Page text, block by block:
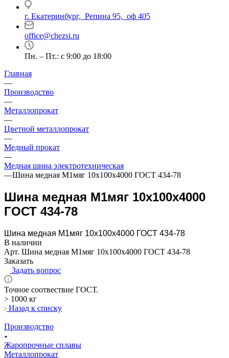
г. Екатеринбург, Репина 95, оф 405
office@chezsi.ru
Пн. – Пт.: с 9:00 до 18:00
Главная
—
Производство
—
Металлопрокат
—
Цветной металлопрокат
—
Медный прокат
—
Медная шина электротехническая
—Шина медная М1мяг 10х100х4000 ГОСТ 434-78
Шина медная М1мяг 10х100х4000
ГОСТ 434-78
Шина медная М1мяг 10х100х4000 ГОСТ 434-78
В наличии
Арт. Шина медная М1мяг 10х100х4000 ГОСТ 434-78
Заказать
Задать вопрос
Точное соотвествие ГОСТ.
> 1000 кг
Назад к списку
Производство
Жаропрочные сплавы
Металлопрокат